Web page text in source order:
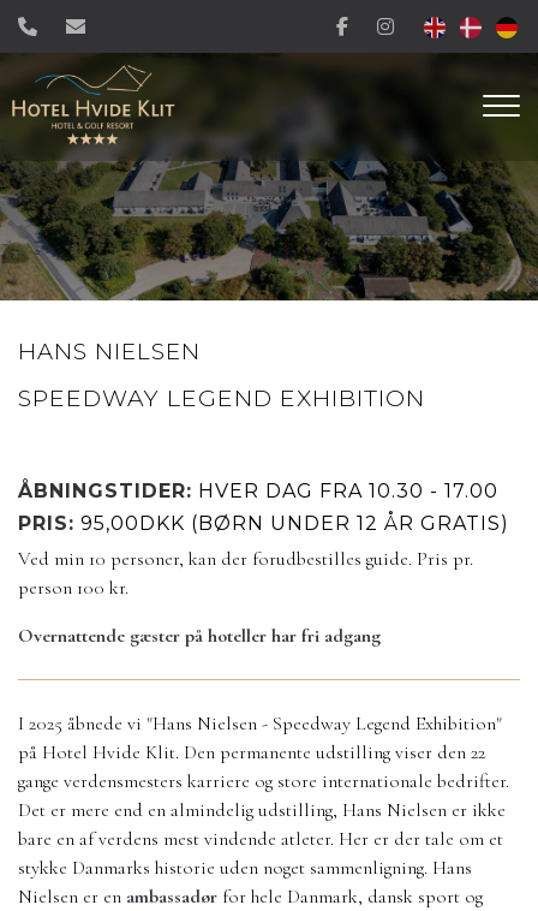
Gå
hovedindhold
HANS NIELSEN
SPEEDWAY LEGEND EXHIBITION
ÅBNINGSTIDER: HVER DAG FRA 10.30 - 17.00
PRIS: 95,00DKK (BØRN UNDER 12 ÅR GRATIS)
Ved min 10 personer, kan der forudbestilles guide. Pris pr.
person 100 kr.
Overnattende gæster på hoteller har fri adgang
I 2025 åbnede vi "Hans Nielsen - Speedway Legend Exhibition"
på Hotel Hvide Klit. Den permanente udstilling viser den 22
gange verdensmesters karriere og store internationale bedrifter.
Det er mere end en almindelig udstilling, Hans Nielsen er ikke
bare en af verdens mest vindende atleter. Her er der tale om et
stykke Danmarks historie uden noget sammenligning. Hans
Nielsen er en ambassadør for hele Danmark, dansk sport og